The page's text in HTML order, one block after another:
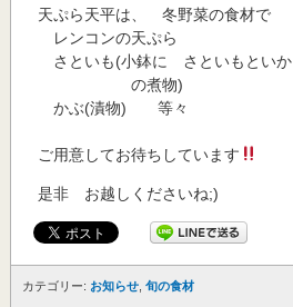
天ぷら天平は、 冬野菜の食材で
レンコンの天ぷら
さといも(小鉢に さといもといか
の煮物)
かぶ(漬物) 等々
ご用意してお待ちしています
是非 お越しくださいね;)
カテゴリー: お知らせ 旬の食材